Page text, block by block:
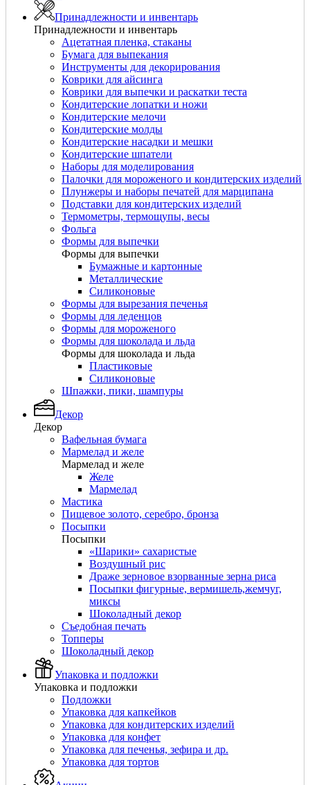
Принадлежности и инвентарь
Принадлежности и инвентарь
Ацетатная пленка, стаканы
Бумага для выпекания
Инструменты для декорирования
Коврики для айсинга
Коврики для выпечки и раскатки теста
Кондитерские лопатки и ножи
Кондитерские мелочи
Кондитерские молды
Кондитерские насадки и мешки
Кондитерские шпатели
Наборы для моделирования
Палочки для мороженого и кондитерских изделий
Плунжеры и наборы печатей для марципана
Подставки для кондитерских изделий
Термометры, термощупы, весы
Фольга
Формы для выпечки
Формы для выпечки
Бумажные и картонные
Металлические
Силиконовые
Формы для вырезания печенья
Формы для леденцов
Формы для мороженого
Формы для шоколада и льда
Формы для шоколада и льда
Пластиковые
Силиконовые
Шпажки, пики, шампуры
Декор
Декор
Вафельная бумага
Мармелад и желе
Мармелад и желе
Желе
Мармелад
Мастика
Пищевое золото, серебро, бронза
Посыпки
Посыпки
«Шарики» сахаристые
Воздушный рис
Драже зерновое взорванные зерна риса
Посыпки фигурные, вермишель,жемчуг,
миксы
Шоколадный декор
Съедобная печать
Топперы
Шоколадный декор
Упаковка и подложки
Упаковка и подложки
Подложки
Упаковка для капкейков
Упаковка для кондитерских изделий
Упаковка для конфет
Упаковка для печенья, зефира и др.
Упаковка для тортов